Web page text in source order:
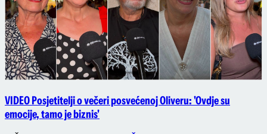
VIDEO Posjetitelji o večeri posvećenoj Oliveru: 'Ovdje su
emocije, tamo je biznis'